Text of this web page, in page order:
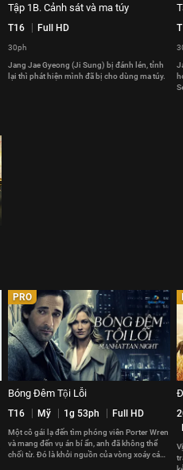
Tập 1B. Cảnh sát và ma túy
T16 Full HD
30ph
Jang Jae Gyeong (Ji Sung) bị đánh lén, tỉnh
lại thì phát hiện mình đã bị cho dùng ma túy.
PRO
Bóng Đêm Tội Lỗi
T16 Mỹ 1g 53ph Full HD
Một cô gái lạ đến tìm phóng viên Porter Wren
và mang đến vụ án bí ẩn, anh đã không thể
chối từ. Đó là khởi nguồn của vòng xoáy cám